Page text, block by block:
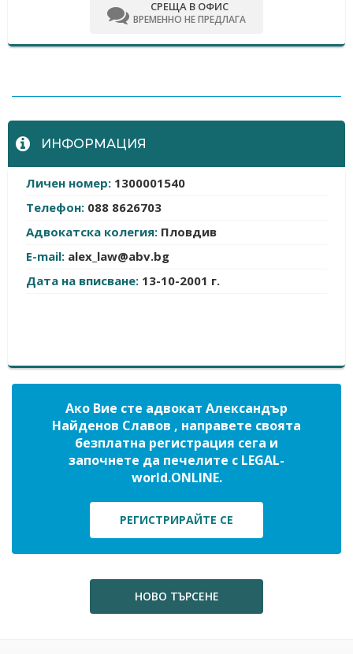
СРЕЩА В ОФИС
ВРЕМЕННО НЕ ПРЕДЛАГА
ИНФОРМАЦИЯ
Личен номер: 1300001540
Телефон: 088 8626703
Адвокатска колегия: Пловдив
E-mail: alex_law@abv.bg
Дата на вписване: 13-10-2001 г.
Ако Вие сте адвокат Александър
Найденов Славов , направете своята
безплатна регистрация сега и
започнете да печелите с LEGAL-
world.ONLINE.
РЕГИСТРИРАЙТЕ СЕ
НОВО ТЪРСЕНЕ